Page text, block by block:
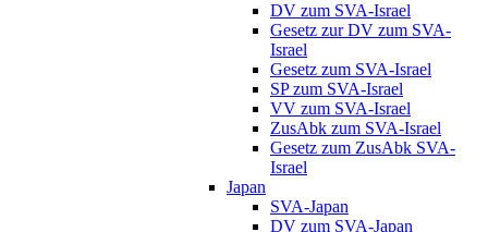
DV zum SVA-Israel
Gesetz zur DV zum SVA-
Israel
Gesetz zum SVA-Israel
SP zum SVA-Israel
VV zum SVA-Israel
ZusAbk zum SVA-Israel
Gesetz zum ZusAbk SVA-
Israel
Japan
SVA-Japan
DV zum SVA-Japan